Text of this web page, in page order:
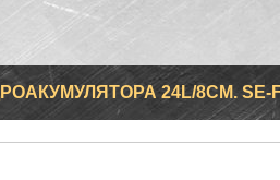
24L/8СМ. SE-